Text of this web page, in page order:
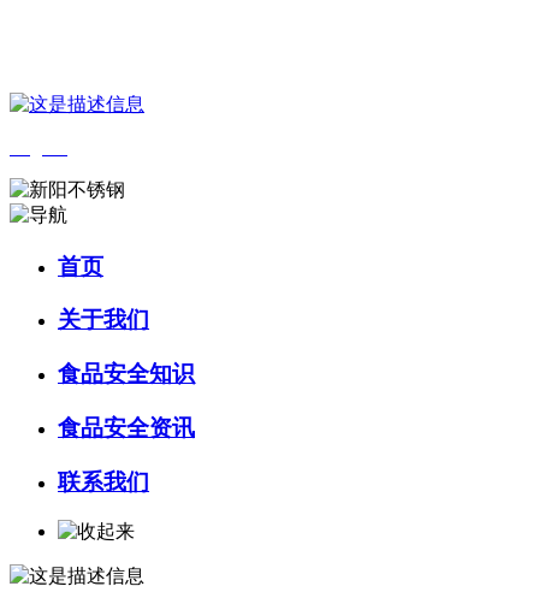
首页
关于我们
食品安全知识
食品安全资讯
联系我们